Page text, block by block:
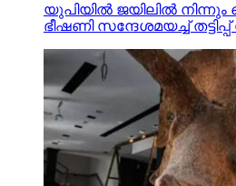
യുപിയില്‍ ജയിലില്‍
ഭീഷണി സന്ദേശമയച്ച്